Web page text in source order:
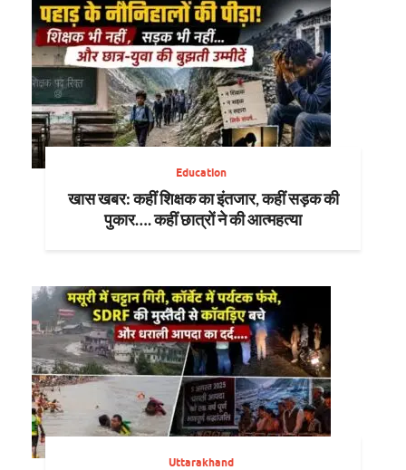
Education
खास खबर: कहीं शिक्षक का इंतजार, कहीं सड़क की
पुकार…. कहीं छात्रों ने की आत्महत्या
Uttarakhand